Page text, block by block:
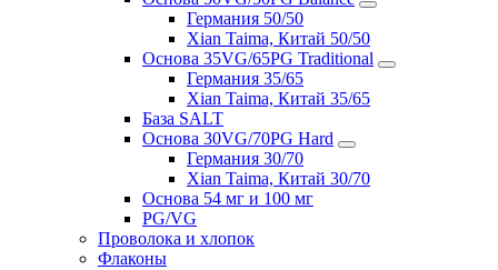
Германия 50/50
Xian Taima, Китай 50/50
Основа 35VG/65PG Traditional
Германия 35/65
Xian Taima, Китай 35/65
База SALT
Основа 30VG/70PG Hard
Германия 30/70
Xian Taima, Китай 30/70
Основа 54 мг и 100 мг
PG/VG
Проволока и хлопок
Флаконы